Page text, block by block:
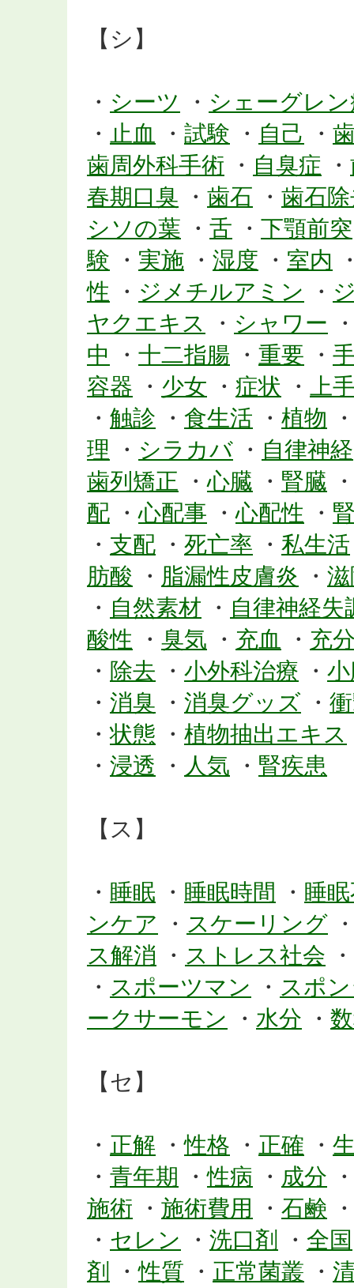
【シ】
・ シーツ ・ シェーグレ
・ 止血 ・ 試験 ・ 自己 ・
歯周外科手術 ・ 自臭症 ・
春期口臭 ・ 歯石 ・ 歯石
シソの葉 ・ 舌 ・ 下顎前突
験 ・ 実施 ・ 湿度 ・ 室内
性 ・ ジメチルアミン ・
ヤクエキス
・ シャワー
中 ・ 十二指腸 ・ 重要 ・
容器 ・ 少女 ・ 症状 ・
上
・ 触診 ・ 食生活 ・ 植物
理 ・ シラカバ ・ 自律神経
歯列矯正 ・心臓 ・ 腎臓
配 ・心配事 ・心配性 ・
・ 支配 ・ 死亡率 ・ 私生活
肪酸 ・ 脂漏性皮膚炎 ・
・ 自然素材 ・ 自律神経失
酸性 ・ 臭気 ・ 充血 ・ 充
・ 除去 ・ 小外科治療 ・
・ 消臭 ・ 消臭グッズ ・
・状態 ・ 植物抽出エキス
・ 浸透 ・ 人気 ・ 腎疾患
【ス】
・ 睡眠 ・ 睡眠時間 ・ 睡
ンケア ・ スケーリング
ス解消 ・ ストレス社会 ・
・ スポーツマン ・ スポ
ークサーモン ・ 水分 ・
【セ】
・ 正解 ・性格 ・ 正確 ・
・ 青年期 ・性病 ・ 成分
施術 ・ 施術費用 ・ 石鹸
・ セレン ・ 洗口剤 ・ 全国
剤
・性質 ・ 正常菌叢 ・